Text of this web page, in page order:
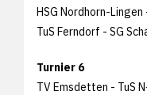
HSG Nordhorn-
TuS Ferndorf - SG
Turnier 6
TV Emsdetten - TuS